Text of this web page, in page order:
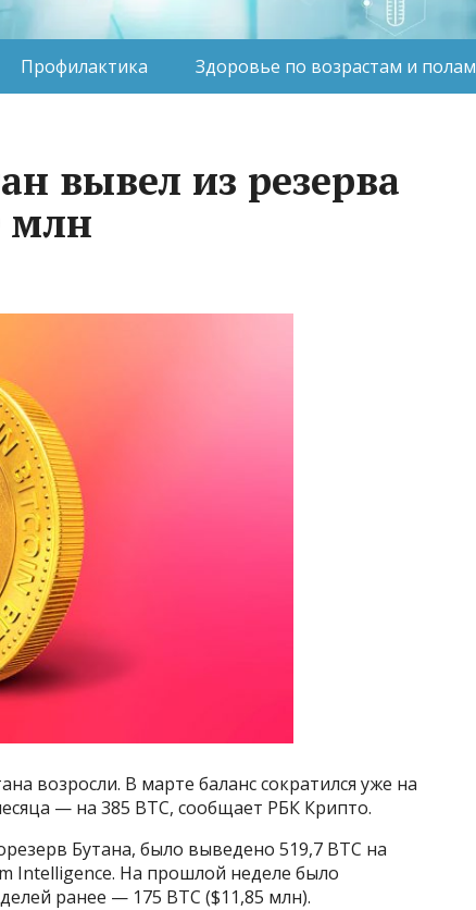
Профилактика Здоровье по возрастам и полам
вывел из резерва
млн
возросли. В марте баланс сократился уже на
— на 385 BTC, сообщает РБК Крипто.
Бутана, было выведено 519,7 BTC на
Intelligence. На прошлой неделе было
ранее — 175 BTC ($11,85 млн).